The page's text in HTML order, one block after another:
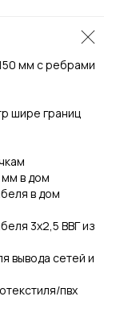
мм с ребрами
шире границ
в дом
в дом
3х2,5 ВВГ из
вывода сетей и
пвх